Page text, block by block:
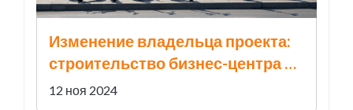
Изменение владельца проекта:
строительство бизнес-центра на
Обводном канале в Санкт-
12 ноя 2024